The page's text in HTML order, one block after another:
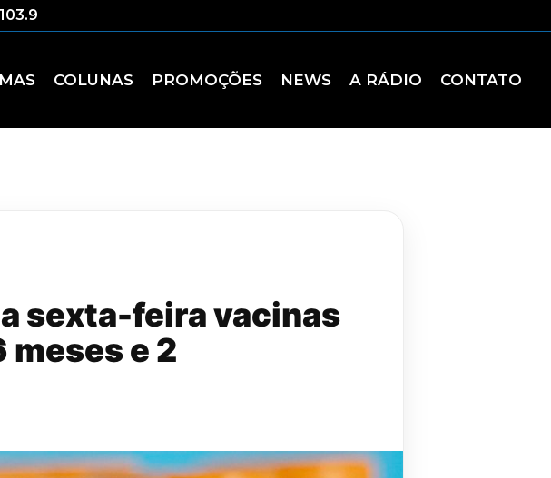
COLUNAS PROMOÇÕES NEWS A RÁDIO CONTATO
sexta-feira vacinas
e 2